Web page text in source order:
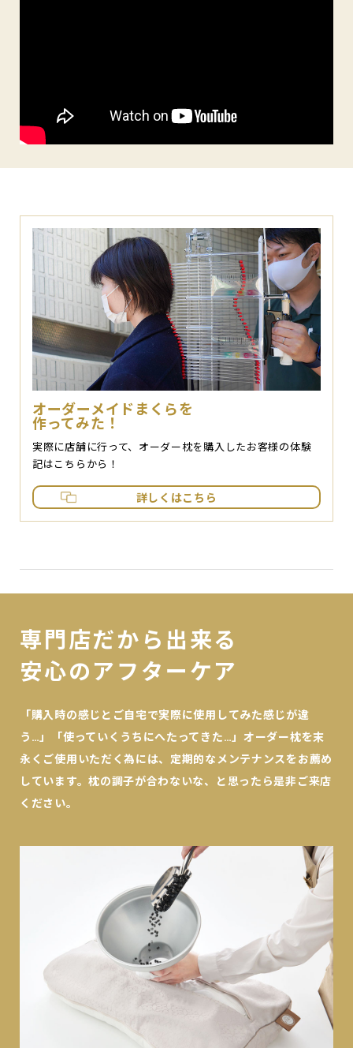
オーダーメイドまくらを
作ってみた！
実際に店舗に行って、オーダー枕を購入したお客様の体験
記はこちらから！
詳しくはこちら
専門店だから出来る
安心のアフターケア
「購入時の感じとご自宅で実際に使用してみた感じが違
う…」「使っていくうちにへたってきた…」オーダー枕を末
永くご使用いただく為には、定期的なメンテナンスをお薦め
しています。枕の調子が合わないな、と思ったら是非ご来店
ください。